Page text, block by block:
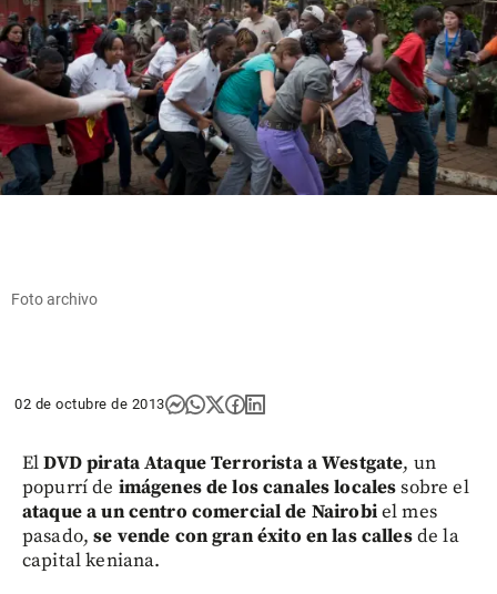
Foto archivo
02 de octubre de 2013
ElDVD pirata Ataque Terrorista a Westgate, un
popurrí de imágenes de los canales localessobre el
ataque a un centro comercial de Nairobiel mes
pasado,se vende con gran éxito en las callesde la
capital keniana.